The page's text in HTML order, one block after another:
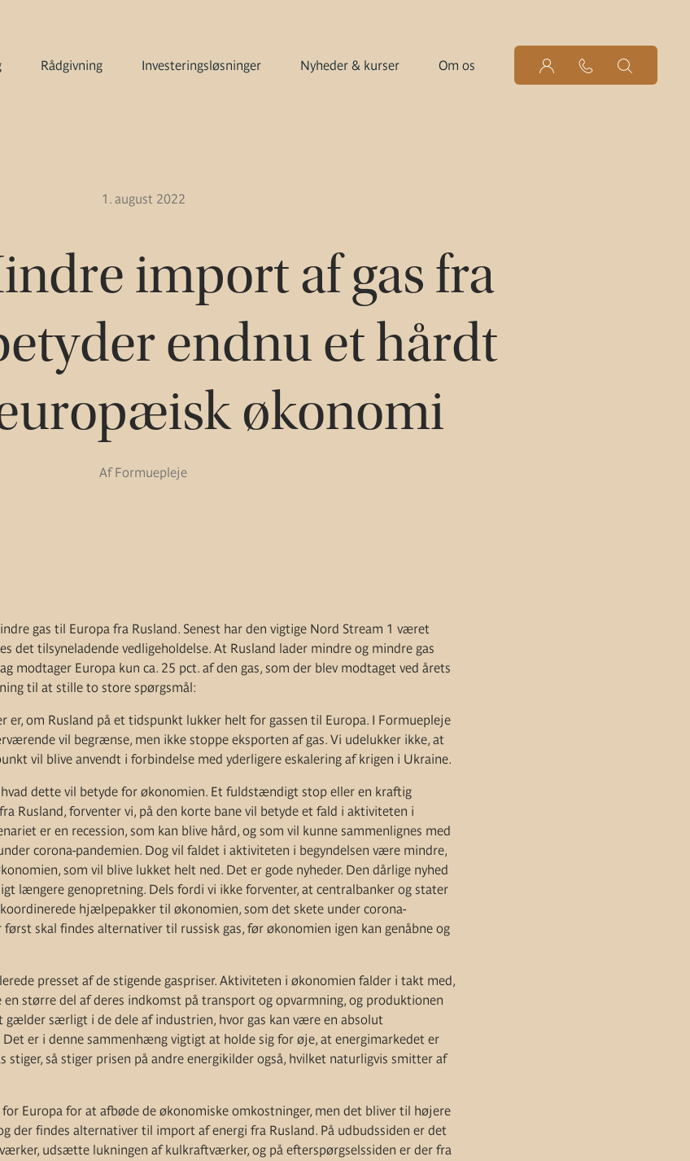
Rådgivning Investeringsløsninger Nyheder & kurser Om os
1. august 2022
import af gas fra
endnu et hårdt
økonomi
Af Formuepleje
gas til Europa fra Rusland. Senest har den vigtige Nord Stream 1 været
det tilsyneladende vedligeholdelse. At Rusland lader mindre og mindre gas
modtager Europa kun ca. 25 pct. af den gas, som der blev modtaget ved årets
til at stille to store spørgsmål:
er, om Rusland på et tidspunkt lukker helt for gassen til Europa. I Formuepleje
vil begrænse, men ikke stoppe eksporten af gas. Vi udelukker ikke, at
vil blive anvendt i forbindelse med yderligere eskalering af krigen i Ukraine.
dette vil betyde for økonomien. Et fuldstændigt stop eller en kraftig
Rusland, forventer vi, på den korte bane vil betyde et fald i aktiviteten i
er en recession, som kan blive hård, og som vil kunne sammenlignes med
corona-pandemien. Dog vil faldet i aktiviteten i begyndelsen være mindre,
som vil blive lukket helt ned. Det er gode nyheder. Den dårlige nyhed
længere genopretning. Dels fordi vi ikke forventer, at centralbanker og stater
hjælpepakker til økonomien, som det skete under corona-
skal findes alternativer til russisk gas, før økonomien igen kan genåbne og
presset af de stigende gaspriser. Aktiviteten i økonomien falder i takt med,
større del af deres indkomst på transport og opvarmning, og produktionen
gælder særligt i de dele af industrien, hvor gas kan være en absolut
er i denne sammenhæng vigtigt at holde sig for øje, at energimarkedet er
stiger, så stiger prisen på andre energikilder også, hvilket naturligvis smitter af
Europa for at afbøde de økonomiske omkostninger, men det bliver til højere
der findes alternativer til import af energi fra Rusland. På udbudssiden er det
udsætte lukningen af kulkraftværker, og på efterspørgselssiden er der fra